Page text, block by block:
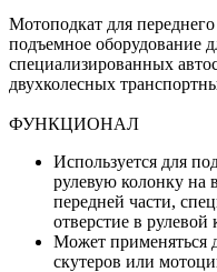
Мотоподкат для
подъемное оборудование
специализированных
двухколесных
ФУНКЦИОНАЛ
Используется для
рулевую колонку на
передней части,
отверстие в рулевой
Может применяться
скутеров или